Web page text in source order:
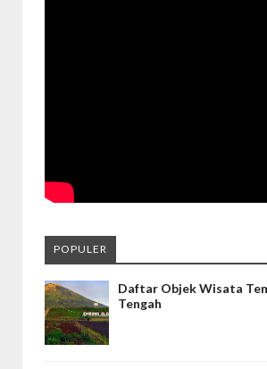
POPULER
Daftar Objek Wisata
Tengah